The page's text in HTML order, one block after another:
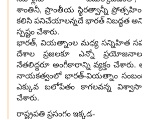
శాంతినీ,ప్రాంతీయ స్థిరత్వాన్నీ
కలిసి పనిచేయాలన్నదే భారత్ నిబద్ధత అని
స్పష్టం చేశారు.
భారత్, వియత్నాంల మధ్య సన్నిహిత
దేశాల ప్రజలకూ ఎన్నో
నేతలిద్దరూ అంగీకారాన్ని వ్యక్తం చేశారు.
నాయకత్వంలో భారత్-వియత్నాం
ఎక్కువ బలోపేతం కాగలవన్న
చేశారు.
రాష్ట్రపతి ప్రసంగం ఇక్కడ-